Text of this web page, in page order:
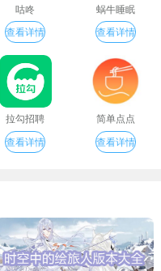
咕咚
查看详情
蜗牛睡眠
查看详情
拉勾招聘
查看详情
简单点点
查看详情